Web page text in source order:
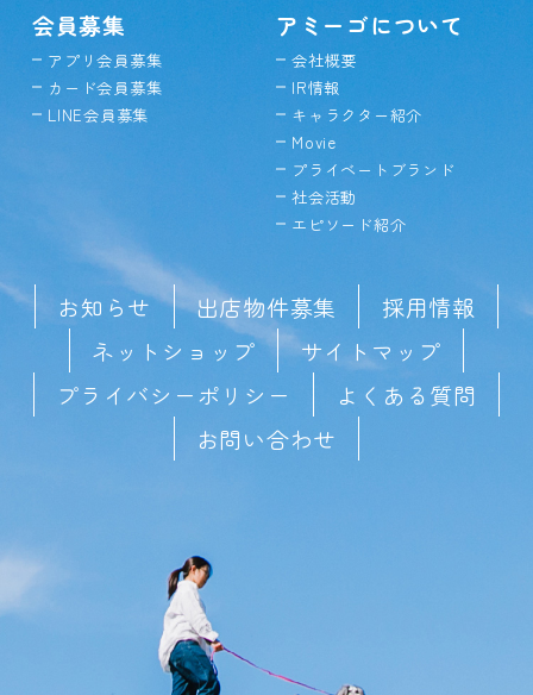
会員募集
アプリ会員募集
カード会員募集
LINE会員募集
アミーゴについて
会社概要
IR情報
キャラクター紹介
Movie
プライベートブランド
社会活動
エピソード紹介
お知らせ 出店物件募集
採用情報
ネットショップ
サイトマップ
プライバシーポリシー
よくある質問
お問い合わせ